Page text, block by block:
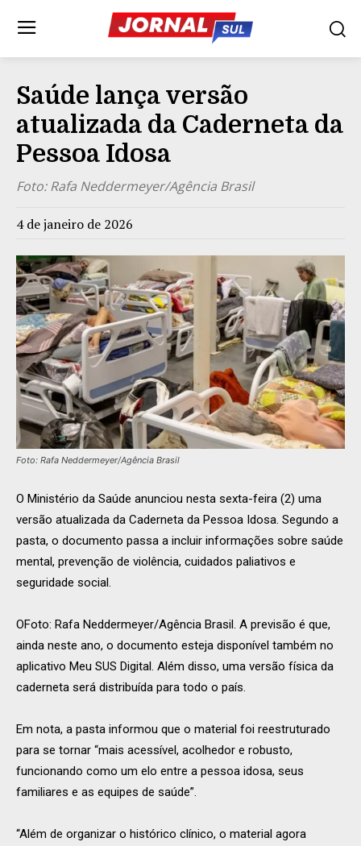
Saúde lança versão
atualizada da Caderneta da
Pessoa Idosa
Foto: Rafa Neddermeyer/Agência Brasil
4 de janeiro de 2026
Foto: Rafa Neddermeyer/Agência Brasil
O Ministério da Saúde anunciou nesta sexta-feira (2) uma
versão atualizada da Caderneta da Pessoa Idosa. Segundo a
pasta, o documento passa a incluir informações sobre saúde
mental, prevenção de violência, cuidados paliativos e
seguridade social.
OFoto: Rafa Neddermeyer/Agência Brasil. A previsão é que,
ainda neste ano, o documento esteja disponível também no
aplicativo Meu SUS Digital. Além disso, uma versão física da
caderneta será distribuída para todo o país.
Em nota, a pasta informou que o material foi reestruturado
para se tornar “mais acessível, acolhedor e robusto,
funcionando como um elo entre a pessoa idosa, seus
familiares e as equipes de saúde”.
“Além de organizar o histórico clínico, o material agora